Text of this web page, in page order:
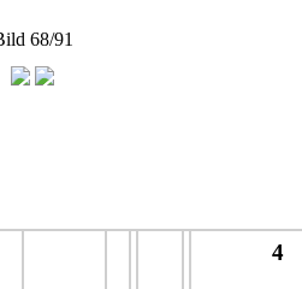
68/91
4